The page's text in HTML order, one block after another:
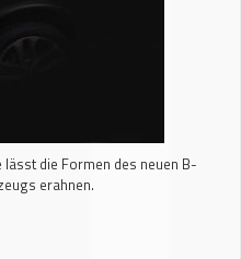
lässt die Formen des neuen B-
erahnen.